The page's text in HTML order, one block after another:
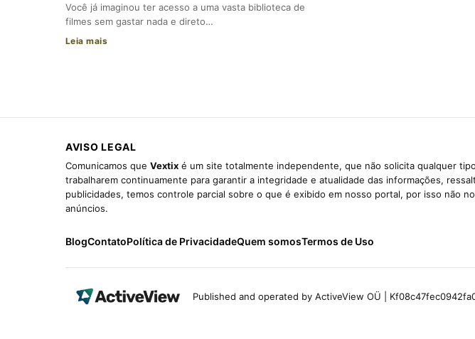
Você já imaginou ter acesso a uma vasta biblioteca de
filmes sem gastar nada e direto…
Leia mais
AVISO LEGAL
Comunicamos que Vextix é um site totalmente independente, que não solicita qualquer
trabalharem continuamente para garantir a integridade e atualidade das informações,
publicidades, temos controle parcial sobre o que é exibido em nosso portal, por isso não
anúncios.
BlogContatoPolítica de PrivacidadeQuem somosTermos de Uso
Published and operated by ActiveView OÜ |